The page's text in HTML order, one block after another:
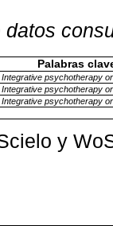
datos
Palabras
Integrative psychotherapy
Integrative psychotherapy
Integrative psychotherapy
y